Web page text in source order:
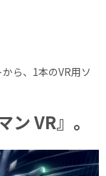
ら、1本のVR用ソ
ン VR』。